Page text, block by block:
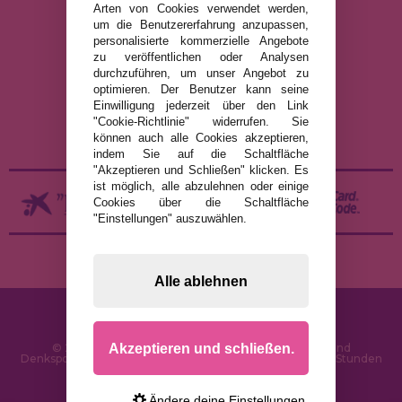
RECHTLICHE HINWEISE
DATENSCHUTZRICHTLINIE
COOKIE-RICHTLINIE
VERSAND UND RÜCKGABE
RÜCKGABE / WIDERRUF
© 2026 PuzzleLaden.de - Online-Shop für Puzzles und
Denksportaufgaben im Internet. Schnelle Lieferung in 24 Stunden
Arten von Cookies verwendet werden,
um die Benutzererfahrung anzupassen,
personalisierte kommerzielle Angebote
zu veröffentlichen oder Analysen
durchzuführen, um unser Angebot zu
optimieren. Der Benutzer kann seine
Einwilligung jederzeit über den Link
"Cookie-Richtlinie" widerrufen. Sie
können auch alle Cookies akzeptieren,
indem Sie auf die Schaltfläche
"Akzeptieren und Schließen" klicken. Es
ist möglich, alle abzulehnen oder einige
Cookies über die Schaltfläche
"Einstellungen" auszuwählen.
Alle ablehnen
Akzeptieren und schließen.